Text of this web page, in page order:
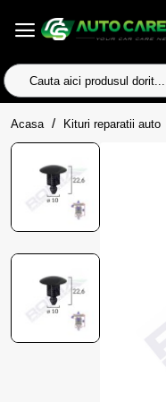
Cauta
aici
produsul
dorit...
Acasa homeKituri reparatii auto